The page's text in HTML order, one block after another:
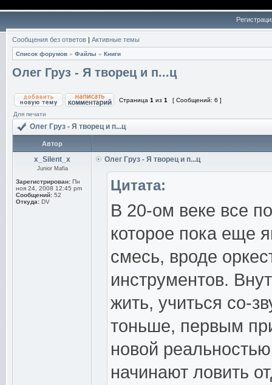
Сообщения без ответов | Активные темы
Список форумов » Файлы » Книги
Олег Груз - Я творец и п...ц
Страница 1 из 1 [ Сообщений: 6 ]
Для печати
Олег Груз - Я творец и п...ц
Автор
x_Silent_x
Junior Mafia
Зарегистрирован: Пн
ноя 24, 2008 12:45 pm
Сообщений: 52
Откуда: DV
Олег Груз - Я творец и п...ц
Цитата:
В 20-ом веке все
которое пока еще
смесь, вроде
инструментов.
жить, учиться со-
тоньше, первым
новой
начинают ловить